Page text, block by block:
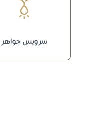
سرویس جواهر